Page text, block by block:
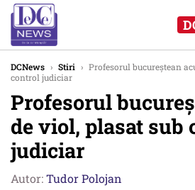
DCNews › Stiri › Profesorul bucureștean
control judiciar
Profesorul
de viol, plasat sub
judiciar
Autor:Tudor Polojan